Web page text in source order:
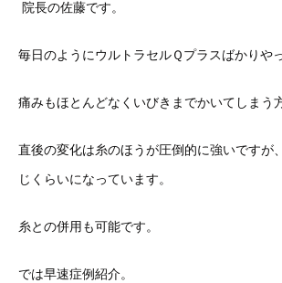
院長の佐藤です。
毎日のようにウルトラセルＱプラスばかりや
痛みもほとんどなくいびきまでかいてしまう
直後の変化は糸のほうが圧倒的に強いですが
じくらいになっています。
糸との併用も可能です。
では早速症例紹介。